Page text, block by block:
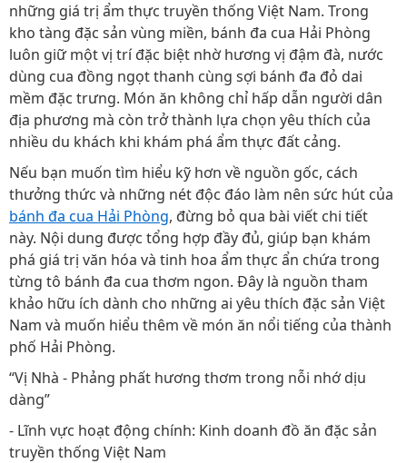
những giá trị ẩm thực truyền thống Việt Nam. Trong
kho tàng đặc sản vùng miền, bánh đa cua Hải Phòng
luôn giữ một vị trí đặc biệt nhờ hương vị đậm đà, nước
dùng cua đồng ngọt thanh cùng sợi bánh đa đỏ dai
mềm đặc trưng. Món ăn không chỉ hấp dẫn người dân
địa phương mà còn trở thành lựa chọn yêu thích của
nhiều du khách khi khám phá ẩm thực đất cảng.
Nếu bạn muốn tìm hiểu kỹ hơn về nguồn gốc, cách
thưởng thức và những nét độc đáo làm nên sức hút của
bánh đa cua Hải Phòng, đừng bỏ qua bài viết chi tiết
này. Nội dung được tổng hợp đầy đủ, giúp bạn khám
phá giá trị văn hóa và tinh hoa ẩm thực ẩn chứa trong
từng tô bánh đa cua thơm ngon. Đây là nguồn tham
khảo hữu ích dành cho những ai yêu thích đặc sản Việt
Nam và muốn hiểu thêm về món ăn nổi tiếng của thành
phố Hải Phòng.
“Vị Nhà - Phảng phất hương thơm trong nỗi nhớ dịu
dàng”
- Lĩnh vực hoạt động chính: Kinh doanh đồ ăn đặc sản
truyền thống Việt Nam